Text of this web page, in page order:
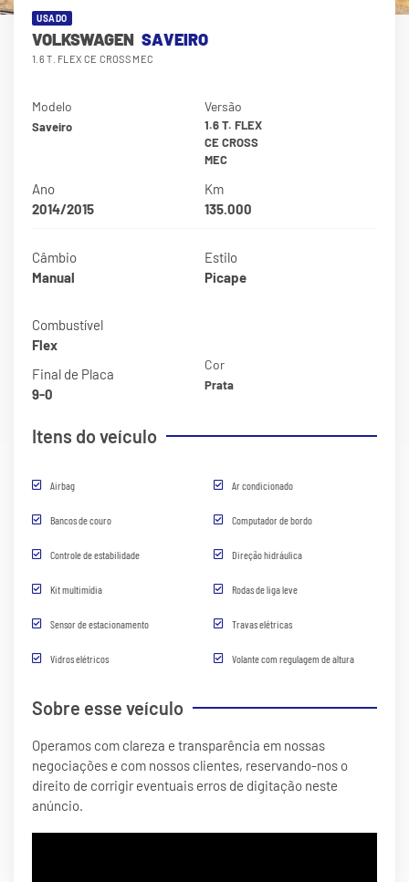
USADO
VOLKSWAGEN SAVEIRO
1.6 T. FLEX CE CROSS MEC
Modelo
Saveiro
Versão
1.6 T. FLEX
CE CROSS
MEC
Ano
2014/2015
Km
135.000
Câmbio
Manual
Combustível
Flex
Estilo
Picape
Final de Placa
9-0
Cor
Prata
Itens do veículo
Airbag Ar condicionado
Bancos de couro Computador de bordo
Controle de estabilidade Direção hidráulica
Kit multimídia Rodas de liga leve
Sensor de estacionamento Travas elétricas
Vidros elétricos Volante com regulagem de altura
Sobre esse veículo
Operamos com clareza e transparência em nossas
negociações e com nossos clientes, reservando-nos o
direito de corrigir eventuais erros de digitação neste
anúncio.